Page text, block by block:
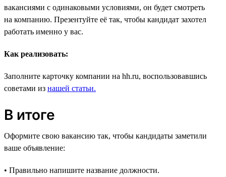
вакансиями с одинаковыми условиями, он будет смотреть
на компанию. Презентуйте её так, чтобы кандидат захотел
работать именно у вас.
Как реализовать:
Заполните карточку компании на hh.ru, воспользовавшись
советами из нашей статьи.
В итоге
Оформите свою вакансию так, чтобы кандидаты заметили
ваше объявление:
• Правильно напишите название должности.